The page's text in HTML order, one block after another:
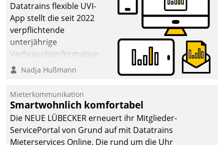
Datatrains flexible UVI-
App stellt die seit 2022
verpflichtende
unterjährige
Verbrauchsinformation
schnell, zuverlässig und
Die monatlichen
Mitteilungen zum
Heizungs- und
Wasserverbrauch gehen
automatisiert, vollständig
Nadja Hußmann
Mieterkommunikation
Smartwohnlich komfortabel
Die NEUE LÜBECKER erneuert ihr Mitglieder-
ServicePortal von Grund auf mit Datatrains
Mieterservices Online. Die rund um die Uhr